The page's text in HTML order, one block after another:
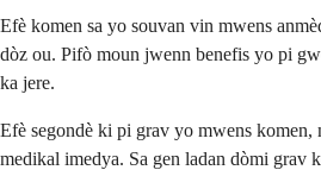
Efè komen sa yo souvan vin mwens
dòz ou. Pifò moun jwenn benefis yo pi
ka jere.
Efè segondè ki pi grav yo mwens komen,
medikal imedya. Sa gen ladan dòmi grav